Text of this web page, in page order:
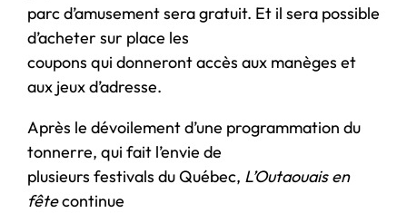
parc d’amusement sera gratuit. Et il sera possible
d’acheter sur place les
coupons qui donneront accès aux manèges et
aux jeux d’adresse.
Après le dévoilement d’une programmation du
tonnerre, qui fait l’envie de
plusieurs festivals du Québec, L’Outaouais en
fêtecontinue